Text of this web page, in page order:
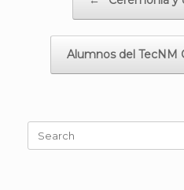
Alumnos del TecNM
for: